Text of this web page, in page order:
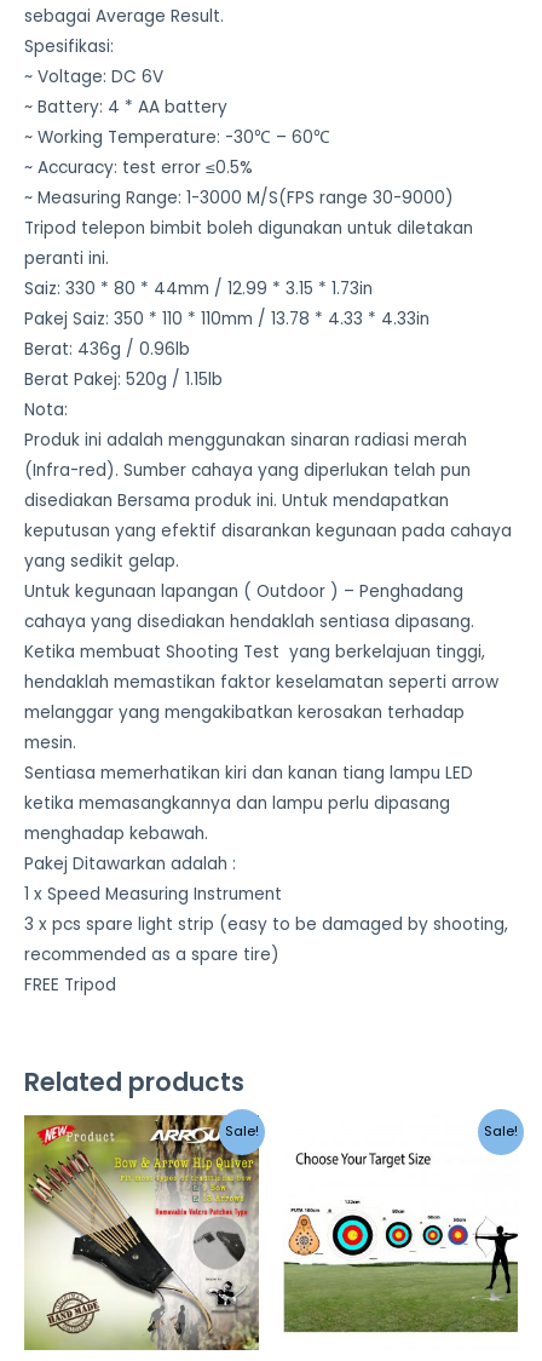
sebagai Average Result.
Spesifikasi:
~ Voltage: DC 6V
~ Battery: 4 * AA battery
~ Working Temperature: -30℃ – 60℃
~ Accuracy: test error ≤0.5%
~ Measuring Range: 1-3000 M/S(FPS range 30-9000)
Tripod telepon bimbit boleh digunakan untuk diletakan
peranti ini.
Saiz: 330 * 80 * 44mm / 12.99 * 3.15 * 1.73in
Pakej Saiz: 350 * 110 * 110mm / 13.78 * 4.33 * 4.33in
Berat: 436g / 0.96lb
Berat Pakej: 520g / 1.15lb
Nota:
Produk ini adalah menggunakan sinaran radiasi merah
(Infra-red). Sumber cahaya yang diperlukan telah pun
disediakan Bersama produk ini. Untuk mendapatkan
keputusan yang efektif disarankan kegunaan pada cahaya
yang sedikit gelap.
Untuk kegunaan lapangan ( Outdoor ) – Penghadang
cahaya yang disediakan hendaklah sentiasa dipasang.
Ketika membuat Shooting Test yang berkelajuan tinggi,
hendaklah memastikan faktor keselamatan seperti arrow
melanggar yang mengakibatkan kerosakan terhadap
mesin.
Sentiasa memerhatikan kiri dan kanan tiang lampu LED
ketika memasangkannya dan lampu perlu dipasang
menghadap kebawah.
Pakej Ditawarkan adalah :
1 x Speed Measuring Instrument
3 x pcs spare light strip (easy to be damaged by shooting,
recommended as a spare tire)
FREE Tripod
Related products
Sale!
Original
price
was:
RM189.00.
Current
price
is:
RM119.00.
Sale!